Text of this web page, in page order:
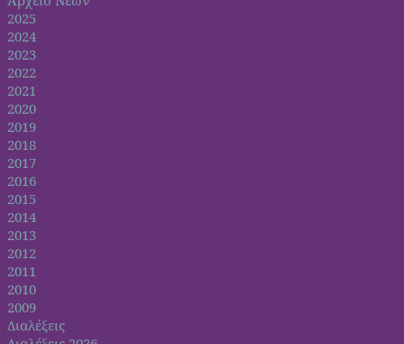
2025
2024
2023
2022
2021
2020
2019
2018
2017
2016
2015
2014
2013
2012
2011
2010
2009
Διαλέξεις